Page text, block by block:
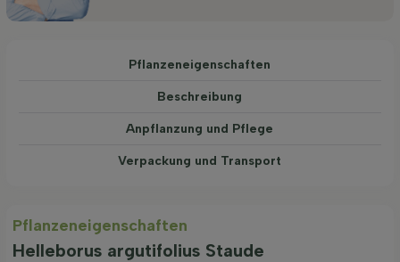
Pflanzeneigenschaften
Beschreibung
Anpflanzung und Pflege
Verpackung und Transport
Pflanzeneigenschaften
Helleborus argutifolius Staude